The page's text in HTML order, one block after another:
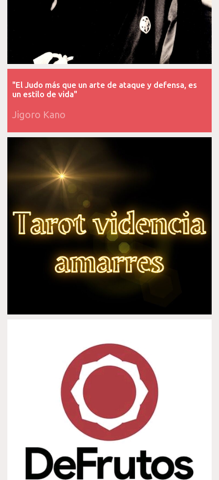
"El Judo más que un arte de ataque y defensa, es
un estilo de vida"
Jigoro Kano